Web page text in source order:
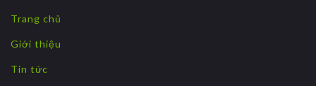
Trang chủ
Giới thiệu
Tin tức